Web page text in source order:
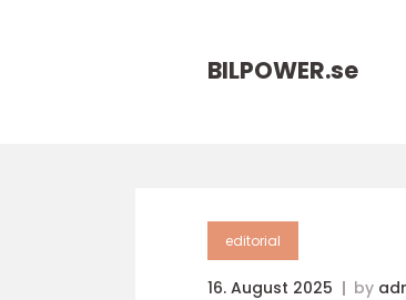
BILPOWER.se
editorial
16. August 2025 by